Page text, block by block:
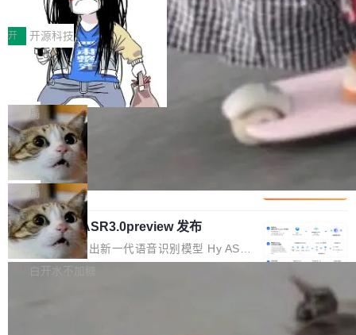
得住、用得稳、省得下、更安全！ 一、从现在开
始，Token使用一目...
q2Seq 和 DocAI 的共同发明人）以及 Oriol Vin
yals（Gemini 联合负责人，AlphaSta...
中文驱动的数字员工，自主理解需求、规划步
骤、编写代码。不挑模型、不挑平台，curl 一行
装完即用。 开源地址：Gitee · GitCode · GitHu
b 安装 支持 Java 8+（8~26）、macOS / Linu
x / Windows / Harmony PC。 # macOS / Linu
x / Harmony PC curl -fsSL https://solon.noea
r.org/solon...
价值潜能：华为云码道（CodeArts）
代码仓技术解析
一、代码仓深度理解技术的作用与价值 在软件工
程实践中，代码仓是企业核心知识资产的主要载
体。企业级代码仓库通常包含数十万乃至数百万
个文件，其规模远超单次模型调用可承载的上下
文窗口。随着项目规模的持续扩张与代码历史的
不断累积，代码仓中的模块关系、接口契约、业
务逻辑等关键信息往往分散于数十乃至数百个文
件之中，形成高度复杂的知识关联网络。传统的
代码检索手段（如关键词匹配、目录遍历）仅能
在语法层面完成文本定位，难以触及代码的语义
内涵与结构关联，导致开发者使用代码智能体在
理解大规模代码仓时面临显著"代码仓理解"瓶
颈。 代码仓深度理解服务（以下简称" CodeBas
e深度理解服务"）是华为云码道（CodeA...
开 开源科技
一条“删库”命令跑 17 小时，算法工程
师删光 89TB 数据只为干私活
最高人民检察院8月4日公布了一起案件：北京一
名90后算法工程师王某，为了给自己接的私活腾
服务器空间，删光了公司AI游戏部门的全部核心
数据。 王某2024年1月入职东城区某科技公司AI
短剧部门，有互联网大厂背景。在公司内部架构
调整期间，部门三次通知全员将数据从A集群迁
移到B集群，王某都回复了"收到"。 他没有迁移
数据。2024年9月3日下午4点，他使用此前登录
的账号密码进入A集群，输入了一条被程序员圈
称为"删库跑路"的命令——最高管理员权限、无
局
Cloudflare 分享推理优化实践：KV ca
che 量化 + 权重压缩，吞吐量提升 4
1%，成本降 30%
Kimi 和 GLM 是当前最强的大模型系列之一，但
它们有一个共同的问题：太吃显存了。月之暗面
的 Kimi K 系列和智谱的 GLM 都是长上下文、M
oE 架构的大模型，好用到让人上瘾，但 GPU 显
存永远不够用。 Cloudflare 的 Workers AI 团队
一直在跑这些模型的推理。他们在官方博客上发
局
腾讯混元 Hy ASR3.0preview 发布
腾讯混元正式推出新一代语音识别模型 Hy ASR
3.0preview。基于最新一代大语言模型 Hy3 的
白开水不加糖